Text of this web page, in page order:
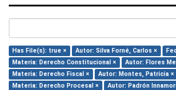
Has File(s): true × Autor: Silva Forné, Carlos ×
Materia: Derecho Constitucional ×
Autor: Flores
Materia: Derecho Fiscal ×
Autor: Montes, Patricia ×
Materia: Derecho Procesal ×
Autor: Padrón